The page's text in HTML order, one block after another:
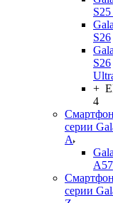
S26
S26
+
4
серии
A
A57
серии